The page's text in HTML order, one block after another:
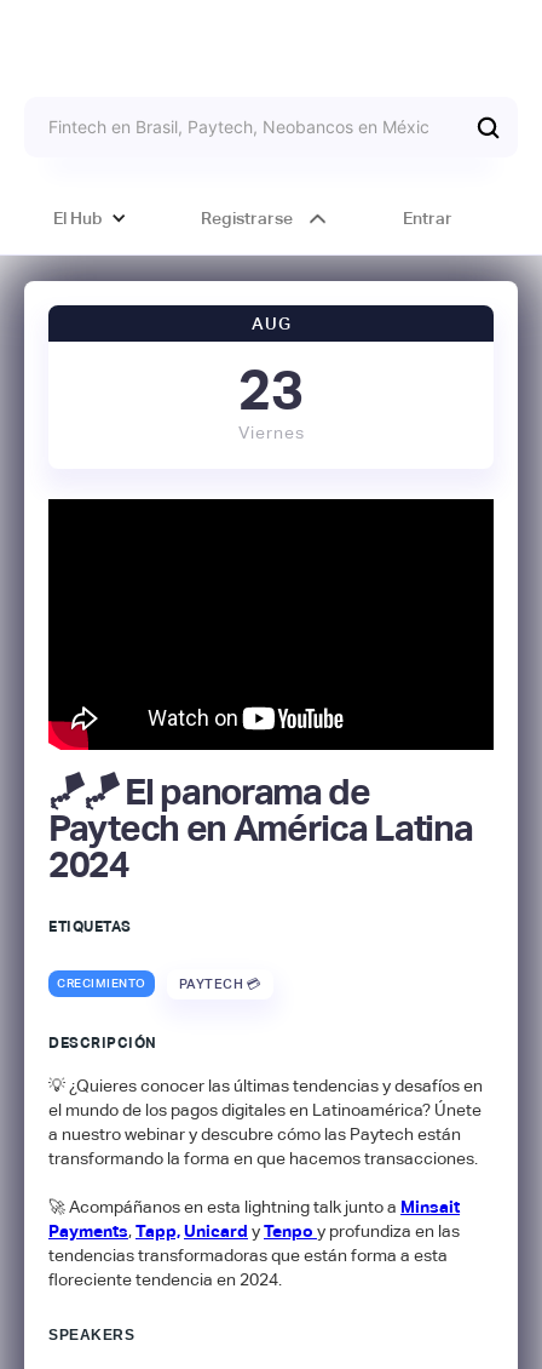
El Hub Registrarse Entrar
AUG
23
Viernes
🪁​🪁​​ El panorama de
Paytech en América Latina
2024
ETIQUETAS
CRECIMIENTO PAYTECH 💳
DESCRIPCIÓN
💡​ ¿Quieres conocer las últimas tendencias y desafíos en
el mundo de los pagos digitales en Latinoamérica? Únete
a nuestro webinar y descubre cómo las Paytech están
transformando la forma en que hacemos transacciones.
🚀​ Acompáñanos en esta lightning talk junto a Minsait
Payments,Tapp,Unicard yTenpo y profundiza en las
tendencias transformadoras que están forma a esta
floreciente tendencia en 2024.
SPEAKERS